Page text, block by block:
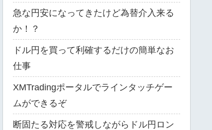
急な円安になってきたけど為替介入来る
か！？
ドル円を買って利確するだけの簡単なお
仕事
XMTradingポータルでラインタッチゲー
ムができるぞ
断固たる対応を警戒しながらドル円ロン